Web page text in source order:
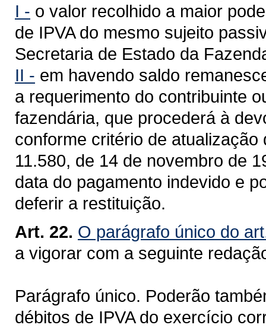
I - o valor recolhido a maior
de IPVA do mesmo sujeito
Secretaria de Estado da
II - em havendo saldo
a requerimento do contribuinte
fazendária, que procederá à
conforme critério de
11.580, de 14 de novembro de
data do pagamento indevido e
deferir a restituição.
Art. 22. O parágrafo único do
a vigorar com a seguinte
Parágrafo único. Poderão
débitos de IPVA do exercício